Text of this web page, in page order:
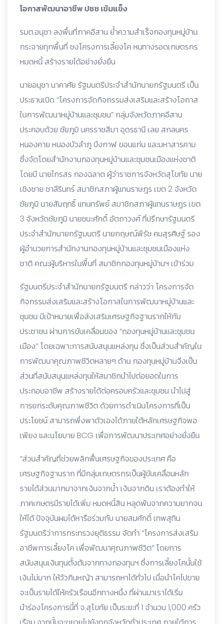
โอกาสพัฒนาอาชีพ ปชช เข้มแข็ง
รมต.อนุชา ลงพื้นที่ภาคอีสาน ย้ำความสำเร็จกองทุนหมู่บ้าน
กระจายทุกพื้นที่ ชงโครงการเลี้ยงโค หนทางรอดเกษตรกร
หมดหนี้ สร้างรายได้อย่างยั่งยืน
นายอนุชา นาคาศัย รัฐมนตรีประจำสำนักนายกรัฐมนตรี เป็น
ประธานเปิด “โครงการจัดกิจกรรมส่งเสริมและสร้างโอกาส
ในการพัฒนาหมู่บ้านและชุมชน” กลุ่มจังหวัดภาคอีสาน
ประกอบด้วย ชัยภูมิ นครราชสีมา อุดรธานี เลย สกลนคร
หนองคาย หนองบัวลำภู บึงกาฬ ขอนแก่น และมหาสารคาม
ซึ่งจัดโดยสำนักงานกองทุนหมู่บ้านและชุมชนเมืองแห่งชาติ
โดยมี นายไกรสร กองฉลาด ผู้ว่าราชการจังหวัดสุโขทัย นาย
เชิงชาย ชาลีรินทร์ สมาชิกสภาผู้แทนราษฎร เขต 2 จังหวัด
ชัยภูมิ นายสัมฤทธิ์ แทนทรัพย์ สมาชิกสภาผู้แทนราษฎร เขต
3 จังหวัดชัยภูมิ นายชนะศักดิ์ อัตถาวงศ์ ที่ปรึกษารัฐมนตรี
ประจำสำนักนายกรัฐมนตรี นายกฤษณ์พีรัช คมสุรศิษฐ์ รอง
ผู้อำนวยการสำนักงานกองทุนหมู่บ้านและชุมชนเมืองแห่ง
ชาติ คณะผู้บริหารในพื้นที่ สมาชิกกองทุนหมู่บ้านฯ เข้าร่วม
รัฐมนตรีประจำสำนักนายกรัฐมนตรี กล่าวว่า โครงการจัด
กิจกรรมส่งเสริมและสร้างโอกาสในการพัฒนาหมู่บ้านและ
ชุมชน มีเป้าหมายเพื่อส่งเสริมเศรษฐกิจฐานรากให้กับ
ประชาชน ผ่านการขับเคลื่อนของ “กองทุนหมู่บ้านและชุมชน
เมือง” โดยเฉพาะการสนับสนุนแหล่งทุน ซึ่งเป็นส่วนสำคัญใน
การพัฒนาคุณภาพชีวิตหลายๆ ด้าน กองทุนหมู่บ้านจึงเป็น
ส่วนที่สนับสนุนแหล่งทุนให้สมาชิกนำไปต่อยอดในการ
ประกอบอาชีพ สร้างรายได้ต่อครอบครัวและชุมชน นำไปสู่
การยกระดับคุณภาพชีวิต ด้วยการดำเนินโครงการที่เป็น
ประโยชน์ สามารถพึ่งพาตัวเองได้ภายใต้หลักเศรษฐกิจพอ
เพียง และนโยบาย BCG เพื่อการพัฒนาประเทศอย่างยั่งยืน
“ส่วนสำคัญที่ช่วยพลิกฟื้นเศรษฐกิจของประเทศ คือ
เศรษฐกิจฐานราก ที่มีกลุ่มเกษตรกรเป็นผู้ขับเคลื่อนหลัก
รายได้ส่วนมากมาจากเงินจากน้ำ เงินจากดิน เราต้องทำให้
ภาคเกษตรมีรายได้เพิ่ม หมดหนี้สิน หลุดพ้นจากความยากจน
ให้ได้ ปัจจุบันผมได้หารือร่วมกับ นายสมศักดิ์ เทพสุทิน
รัฐมนตรีว่าการกระทรวงยุติธรรม จัดทำ “โครงการส่งเสริม
อาชีพการเลี้ยงโค เพื่อพัฒนาคุณภาพชีวิต” โดยการ
สนับสนุนเงินทุนตั้งต้นจากทางกองทุนฯ ซึ่งการเลี้ยงโคนั้นใช้
เงินไม่มาก ให้วัวกินหญ้า สามารถหาได้ทั่วไป เมื่อนำโคไปขาย
จะเป็นรายได้ให้ครัวเรือนอีกทางหนึ่ง ที่ผ่านมาเราได้เริ่ม
นำร่องโครงการนี้ที่ จ.สุโขทัย เป็นระยะที่ 1 จำนวน 1,000 ครัว